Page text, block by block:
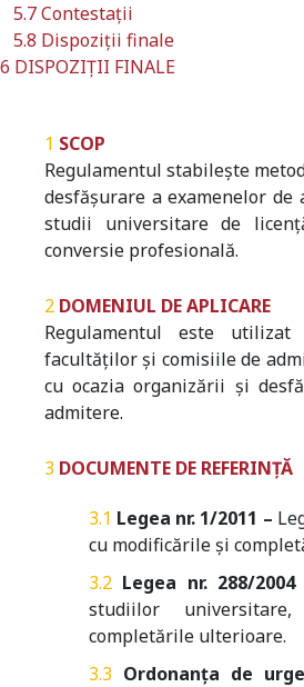
5.7 Contestații
5.8 Dispoziții finale
6 DISPOZIȚII FINALE
SCOP
Regulamentul stabilește
desfășurare a examenelor
studii universitare de
conversie profesională.
DOMENIUL DE APLICARE
Regulamentul este utilizat
facultăților și comisiile de
cu ocazia organizării și
admitere.
DOCUMENTE DE REFERINȚĂ
Legea nr. 1/2011 –
cu modificările și
Legea nr. 288/2004
studiilor
completările ulterioare.
Ordonanța de